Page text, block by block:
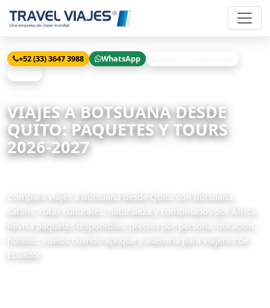
+52 (33) 3647 3988 WhatsApp
VIAJES A BOTSUANA DESDE
QUITO: PAQUETES Y TOURS
2026-2027
Compara viajes a Botsuana desde Quito con Botsuana,
safaris, rutas culturales, naturaleza y combinados por África.
Revisa paquetes disponibles, precios por persona, duración,
hoteles, vuelos cuando aplique y asesoría para viajeros de
Ecuador.